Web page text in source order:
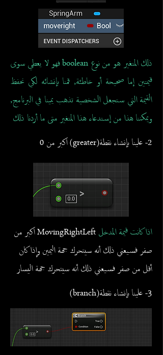
ذلك المتغير هو من نوع boolean فهو لا يعطي سوى
قيمتين إما صحيحة أو خاطئة, قمنا بإنشائه لكي نحفظ
القيمة التي ستجعل الشخصية تذهب يمينا في البرنامج,
ويمكننا هذا من إستدعاء هذا المتغير متى ما أردنا ذلك
2- علينا بإنشاء نقطة(greater) اكبر من 0
اذا كانت قيمة المدخل
MovingRightLeft اكبر من
صفر فسيعني ذلك أنه سيتحرك جهة اليمين وإذا كان
أقل من صفر فسيعني ذلك أنه سيتحرك جهة اليسار
3- علينا بإنشاء نقطة(branch)